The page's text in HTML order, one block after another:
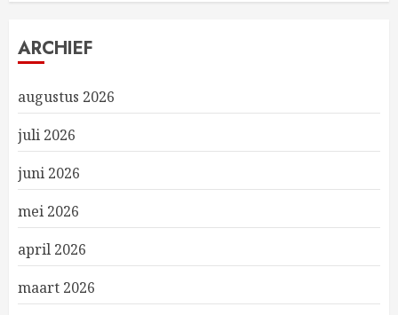
ARCHIEF
augustus 2026
juli 2026
juni 2026
mei 2026
april 2026
maart 2026